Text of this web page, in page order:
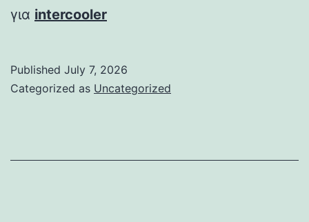
για intercooler
Published July 7, 2026
Categorized as Uncategorized